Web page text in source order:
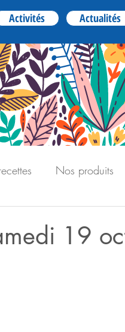
Activités Actualités
Nos produits
19